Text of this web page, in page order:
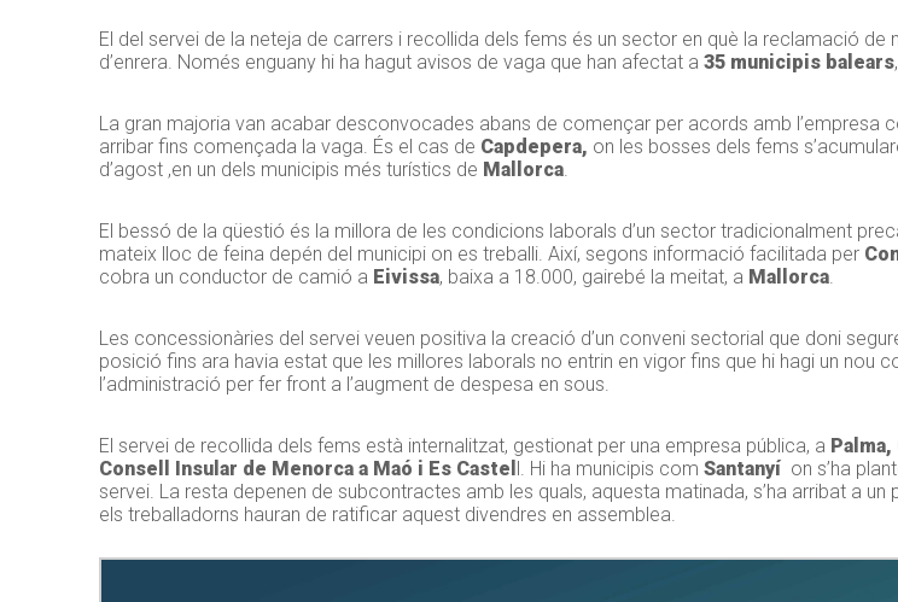
El del servei de la neteja de carrers i recollida dels fems és un sector en què la reclamació
d’enrera. Només enguany hi ha hagut avisos de vaga que han afectat a 35 municipis balears
La gran majoria van acabar desconvocades abans de començar per acords amb l’empresa
arribar fins començada la vaga. És el cas de Capdepera, on les bosses dels fems
d’agost ,en un dels municipis més turístics de Mallorca.
El bessó de la qüestió és la millora de les condicions laborals d’un sector tradicionalment
mateix lloc de feina depén del municipi on es treballi. Així, segons informació facilitada per
cobra un conductor de camió a Eivissa, baixa a 18.000, gairebé la meitat, a Mallorca.
Les concessionàries del servei veuen positiva la creació d’un conveni sectorial que doni
posició fins ara havia estat que les millores laborals no entrin en vigor fins que hi hagi un nou
l’administració per fer front a l’augment de despesa en sous.
El servei de recollida dels fems està internalitzat, gestionat per una empresa pública, a
Consell Insular de Menorca a Maó i Es Castel l. Hi ha municipis com Santanyí on s’ha
servei. La resta depenen de subcontractes amb les quals, aquesta matinada, s’ha arribat a
els treballadorns hauran de ratificar aquest divendres en assemblea.